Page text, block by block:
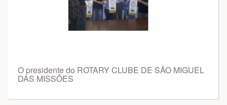
O presidente do ROTARY CLUBE DE SÃO MIGUEL
DAS MISSÕES